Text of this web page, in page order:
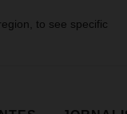
to see specific